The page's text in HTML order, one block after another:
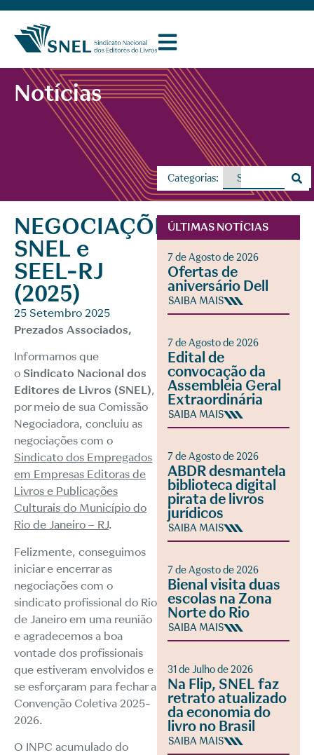
Notícias
Categorias:
NEGOCIAÇÕES
SNEL e
SEEL-RJ
(2025)
25 Setembro 2025
Prezados Associados,
Informamos que
o Sindicato Nacional dos
Editores de Livros (SNEL),
por meio de sua Comissão
Negociadora, concluiu as
negociações com o
Sindicato dos Empregados
em Empresas Editoras de
Livros e Publicações
Culturais do Município do
Rio de Janeiro – RJ.
Felizmente, conseguimos
iniciar e encerrar as
negociações com o
sindicato profissional do Rio
de Janeiro em uma reunião
e agradecemos a boa
vontade dos profissionais
que estiveram envolvidos e
se esforçaram para fechar a
Convenção Coletiva 2025-
2026.
O INPC acumulado do
ÚLTIMAS NOTÍCIAS
7 de Agosto de 2026
Ofertas de
aniversário Dell
SAIBA MAIS
7 de Agosto de 2026
Edital de
convocação da
Assembleia Geral
Extraordinária
SAIBA MAIS
7 de Agosto de 2026
ABDR desmantela
biblioteca digital
pirata de livros
jurídicos
SAIBA MAIS
7 de Agosto de 2026
Bienal visita duas
escolas na Zona
Norte do Rio
SAIBA MAIS
31 de Julho de 2026
Na Flip, SNEL faz
retrato atualizado
da economia do
livro no Brasil
SAIBA MAIS